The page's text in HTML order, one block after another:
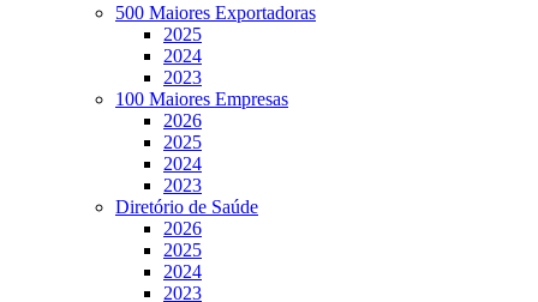
500 Maiores Exportadoras
2025
2024
2023
100 Maiores Empresas
2026
2025
2024
2023
Diretório de Saúde
2026
2025
2024
2023